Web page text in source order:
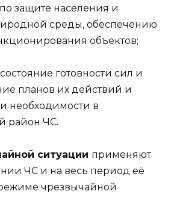
защите населения и
среды, обеспечению
объектов;
готовности сил и
планов их действий и
необходимости в
район ЧС.
ситуации применяют
ЧС и на весь период её
чрезвычайной